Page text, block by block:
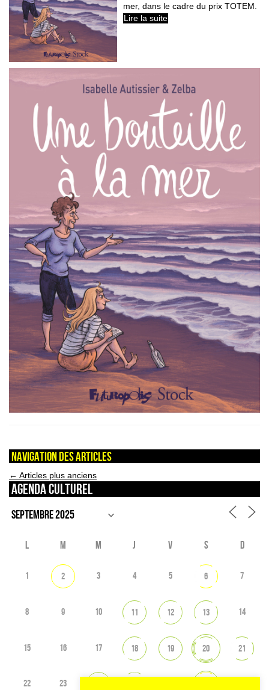
mer, dans le cadre du prix TOTEM.
Lire la suite
Navigation des articles
← Articles plus anciens
Agenda culturel
L M M J V S D
1 2 3 4 5 6 7
8 9 10 11 12 13 14
15 16 17 18 19 20 21
22 23